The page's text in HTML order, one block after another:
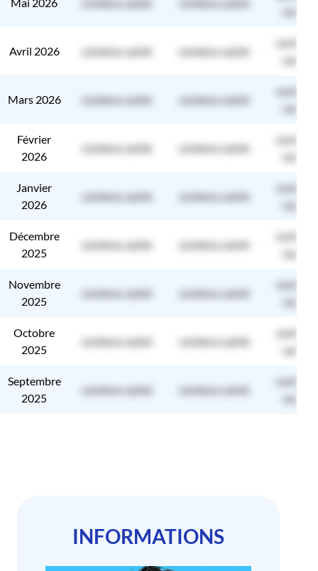
caché
Avril 2026 contenu caché contenu caché
contenu
caché
Mars 2026 contenu caché contenu caché
contenu
caché
Février
2026
contenu caché contenu caché
contenu
caché
Janvier
2026
contenu caché contenu caché
contenu
caché
Décembre
2025
contenu caché contenu caché
contenu
caché
Novembre
2025
contenu caché contenu caché
contenu
caché
Octobre
2025
contenu caché contenu caché
contenu
caché
Septembre
2025
contenu caché contenu caché
contenu
caché
INFORMATIONS